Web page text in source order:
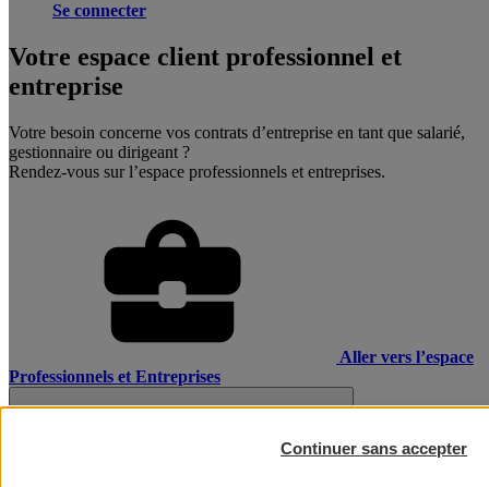
Se connecter
Votre espace client professionnel et
entreprise
Votre besoin concerne vos contrats d’entreprise en tant que salarié,
gestionnaire ou dirigeant ?
Rendez-vous sur l’espace professionnels et entreprises.
Aller vers l’espace
Professionnels et Entreprises
Continuer sans accepter